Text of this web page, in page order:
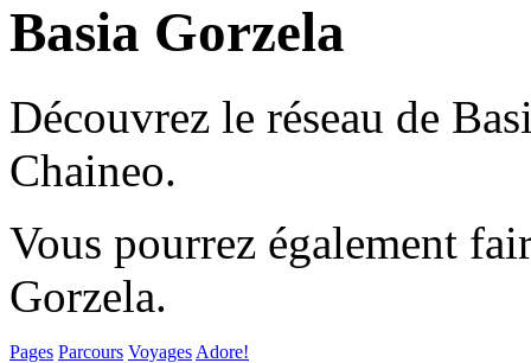
Basia Gorzela
Découvrez le réseau de
Chaineo.
Vous pourrez également
Gorzela.
Pages Parcours Voyages Adore!